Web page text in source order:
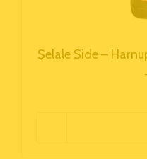
Şelale Side –